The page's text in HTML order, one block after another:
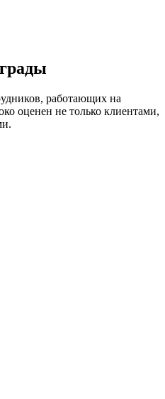
работающих на
оценен не только клиентами,